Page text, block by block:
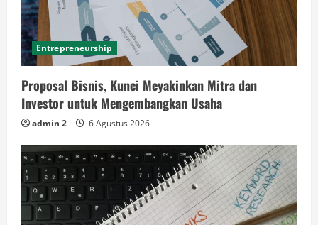
Entrepreneurship
Proposal Bisnis, Kunci Meyakinkan Mitra dan
Investor untuk Mengembangkan Usaha
admin 2 6 Agustus 2026